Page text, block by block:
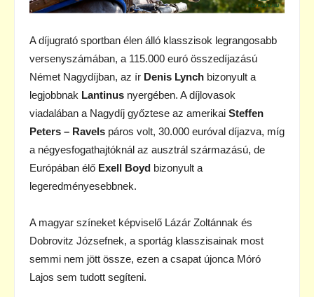
A díjugrató sportban élen álló klasszisok legrangosabb
versenyszámában, a 115.000 euró összedíjazású
Német Nagydíjban, az ír Denis Lynch bizonyult a
legjobbnak Lantinus nyergében. A díjlovasok
viadalában a Nagydíj győztese az amerikai Steffen
Peters – Ravels páros volt, 30.000 euróval díjazva, míg
a négyesfogathajtóknál az ausztrál származású, de
Európában élő Exell Boyd bizonyult a
legeredményesebbnek.
A magyar színeket képviselő Lázár Zoltánnak és
Dobrovitz Józsefnek, a sportág klasszisainak most
semmi nem jött össze, ezen a csapat újonca Móró
Lajos sem tudott segíteni.